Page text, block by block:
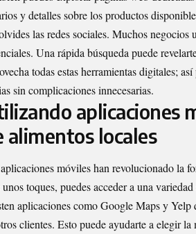
y detalles sobre los productos
las redes sociales. Muchos negocios
Una rápida búsqueda puede
todas estas herramientas digitales;
sin complicaciones innecesarias.
aplicaciones
alimentos locales
móviles han revolucionado la
toques, puedes acceder a una
aplicaciones como Google Maps y Yelp
clientes. Esto puede ayudarte a elegir